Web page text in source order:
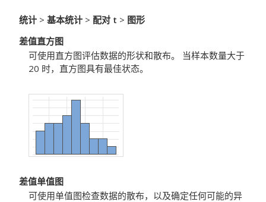
统计 > 基本统计 > 配对 t > 图形
差值直方图
可使用直方图评估数据的形状和散布。
当样本数量大于
20 时，直方图具有最佳状态。
差值单值图
可使用单值图检查数据的散布，以及确定任何可能的异